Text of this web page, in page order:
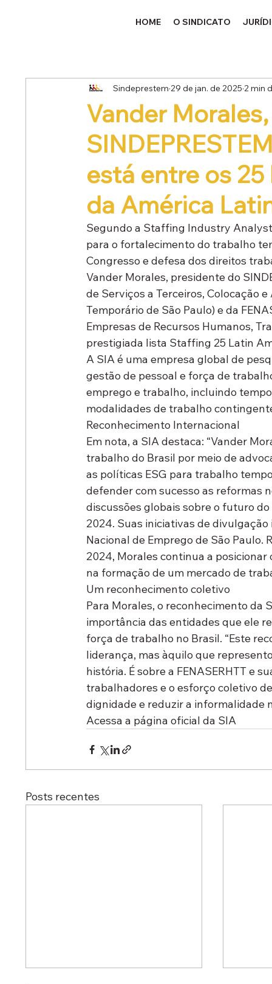
HOME O SINDICATO
Vander
está entre os
da América
Sindeprestem 29 de jan. de 2025 2 min
Segundo a Staffing Industry
para o fortalecimento do trabalho
Congresso e defesa dos direitos
Vander Morales, presidente do
de Serviços a Terceiros, Colocação
Temporário de São Paulo) e da
Empresas de Recursos Humanos,
prestigiada lista Staffing 25 Latin
A SIA é uma empresa global de
gestão de pessoal e força de
emprego e trabalho, incluindo
modalidades de trabalho
Reconhecimento Internacional
Em nota, a SIA destaca: “Vander
trabalho do Brasil por meio de
as políticas ESG para trabalho
defender com sucesso as reformas
discussões globais sobre o futuro
2024. Suas iniciativas de
Nacional de Emprego de São Paulo.
2024, Morales continua a posicionar
na formação de um mercado de
Um reconhecimento coletivo
Para Morales, o reconhecimento da
importância das entidades que ele
força de trabalho no Brasil. “Este
liderança, mas àquilo que
história. É sobre a FENASERHTT e
trabalhadores e o esforço coletivo
dignidade e reduzir a informalidade
Acessa a página oficial da SIA
Posts recentes